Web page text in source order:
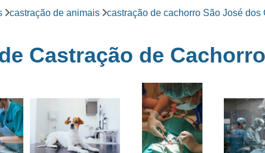
Fisioterapia para
animais
para animais
animal
Vacina para
animais
Veterinários 24
horas
castração de animais castração de cachorro São José dos
Castração de